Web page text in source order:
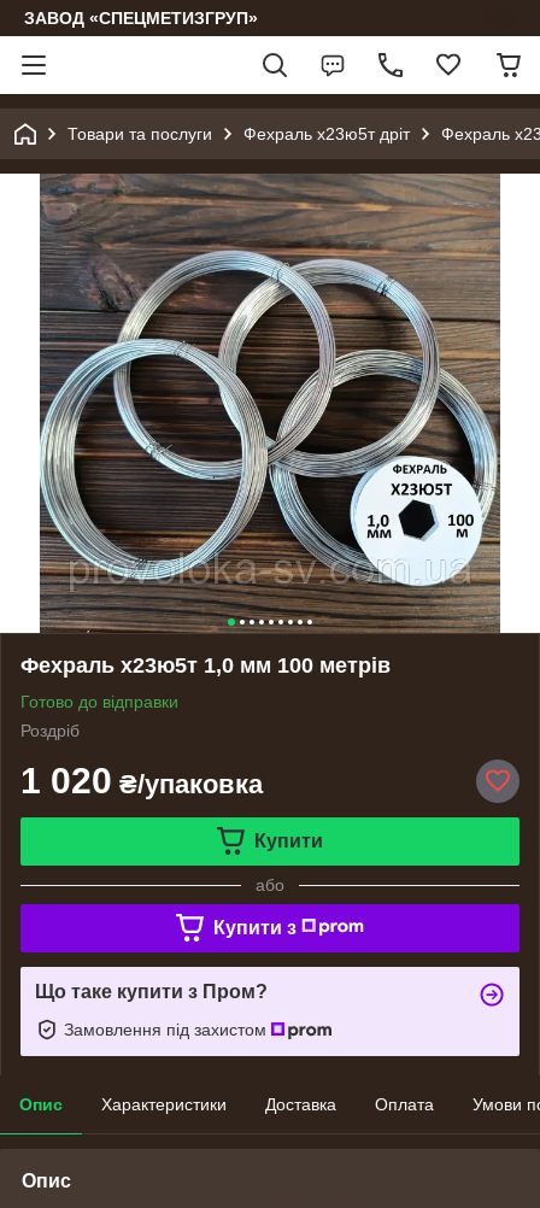
ЗАВОД «СПЕЦМЕТИЗГРУП»
Товари та послуги Фехраль х23ю5т дріт Фехраль
Фехраль х23ю5т 1,0 мм 100 метрів
Готово до відправки
Роздріб
1 020 ₴/упаковка
Купити
або
Купити з
Що таке купити з Пром?
Замовлення під захистом
Опис Характеристики Доставка Оплата Умови
Опис